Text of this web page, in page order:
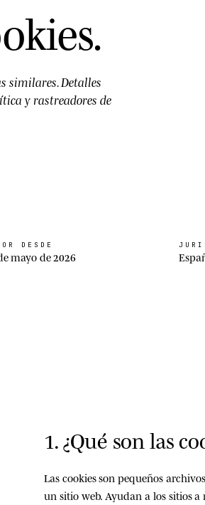
.
similares. Detalles
y rastreadores de
DESDE
mayo de 2026
1. ¿Qué son las
Las cookies son pequeños
un sitio web. Ayudan a los sitios